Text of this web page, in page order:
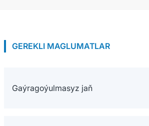
GEREKLI MAGLUMATLAR
Gaýragoýulmasyz jaň